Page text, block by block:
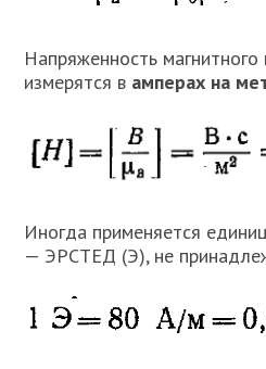
Напряженность
измерятся в амперах на
Иногда применяется
— ЭРСТЕД (Э), не